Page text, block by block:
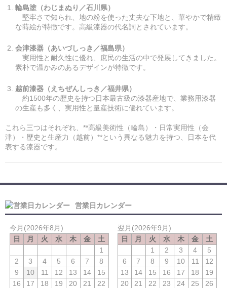
輪島塗（わじまぬり／石川県）
堅牢さで知られ、地の粉を使った丈夫な下地と、華やかで精緻
な蒔絵が特徴です。高級漆器の代名詞とされています。
会津漆器（あいづしっき／福島県）
実用性と耐久性に優れ、庶民の生活の中で発展してきました。
素朴で温かみのあるデザインが特徴です。
越前漆器（えちぜんしっき／福井県）
約1500年の歴史を持つ日本最古級の漆器産地で、業務用漆器
の生産も多く、実用性と量産技術に優れています。
これら三つはそれぞれ、**高級美術性（輪島）・日常実用性（会
津）・歴史と生産力（越前）**という異なる魅力を持つ、日本を代
表する漆器です。
営業日カレンダー
今月(2026年8月)
日
月 火 水 木 金
土
1
2
3 4 5 6 7
8
9
10 11 12 13 14
15
16
17 18 19 20 21
22
翌月(2026年9月)
日
月 火 水 木 金
土
1
2 3 4
5
6
7 8 9 10 11
12
13
14 15 16 17 18
19
20
21 22 23 24 25
26